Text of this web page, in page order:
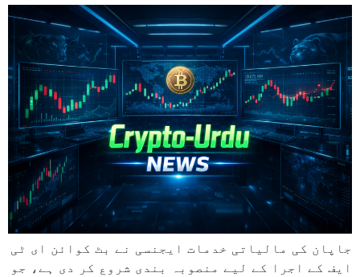
جاپان کی مالیاتی خدمات ایجنسی نے بٹ کوائن ای ٹی
ایف کے اجرا کے لیے منصوبہ بندی شروع کر دی ہے، جو